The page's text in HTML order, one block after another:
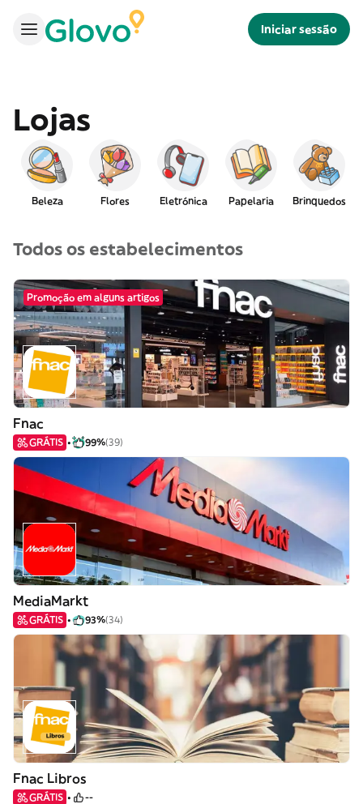
Iniciar sessão
Lojas
Beleza Flores Eletrónica Papelaria Brinquedos
Todos os estabelecimentos
Promoção em alguns artigos
Fnac
GRÁTIS 99%(39)
MediaMarkt
GRÁTIS 93%(34)
Fnac Libros
GRÁTIS --